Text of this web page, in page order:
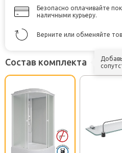
Безопасно оплачивайте
наличными курьеру.
Верните или обменяйте
Состав комплекта